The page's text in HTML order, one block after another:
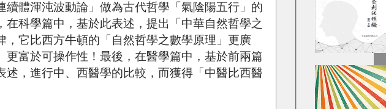
續體渾沌波動論」做為古代哲學「氣陰陽五行」的
在科學篇中，基於此表述，提出「中華自然哲學之
，它比西方牛頓的「自然哲學之數學原理」更廣
更富於可操作性！最後，在醫學篇中，基於前兩篇
述，進行中、西醫學的比較，而獲得「中醫比西醫